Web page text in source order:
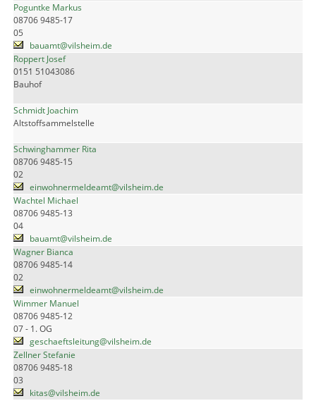
Poguntke Markus
08706 9485-17
05
bauamt@vilsheim.de
Roppert Josef
0151 51043086
Bauhof
Schmidt Joachim
Altstoffsammelstelle
Schwinghammer Rita
08706 9485-15
02
einwohnermeldeamt@vilsheim.de
Wachtel Michael
08706 9485-13
04
bauamt@vilsheim.de
Wagner Bianca
08706 9485-14
02
einwohnermeldeamt@vilsheim.de
Wimmer Manuel
08706 9485-12
07 - 1. OG
geschaeftsleitung@vilsheim.de
Zellner Stefanie
08706 9485-18
03
kitas@vilsheim.de